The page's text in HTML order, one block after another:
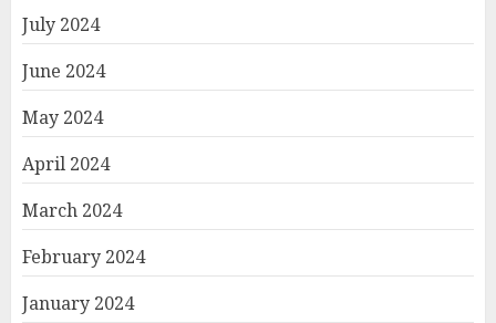
July 2024
June 2024
May 2024
April 2024
March 2024
February 2024
January 2024